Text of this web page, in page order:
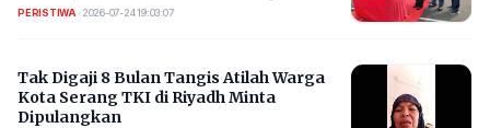
PERISTIWA• 2026-07-24 19:03:07
​Tak Digaji 8 Bulan Tangis Atilah Warga
Kota Serang TKI di Riyadh Minta
Dipulangkan